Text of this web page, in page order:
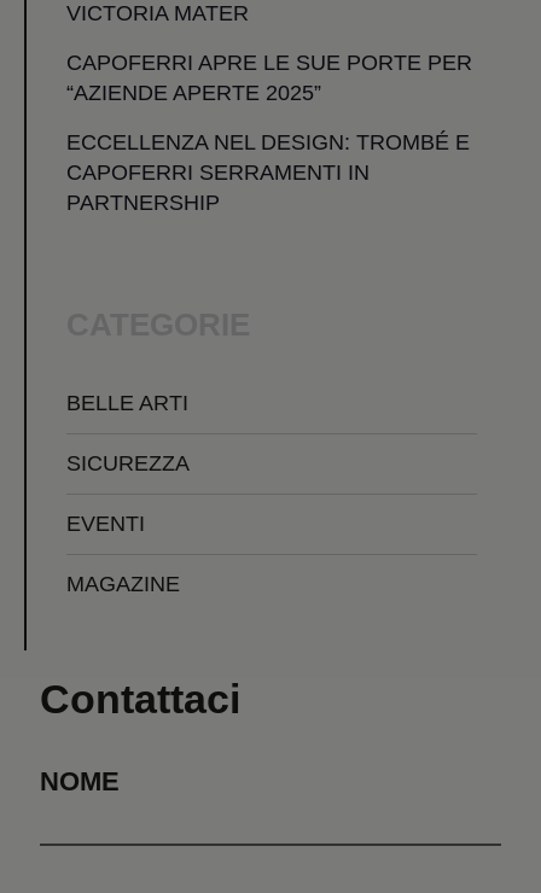
VICTORIA MATER
CAPOFERRI APRE LE SUE PORTE PER
“AZIENDE APERTE 2025”
ECCELLENZA NEL DESIGN: TROMBÉ E
CAPOFERRI SERRAMENTI IN
PARTNERSHIP
BELLE ARTI
SICUREZZA
EVENTI
MAGAZINE
Contattaci
NOME